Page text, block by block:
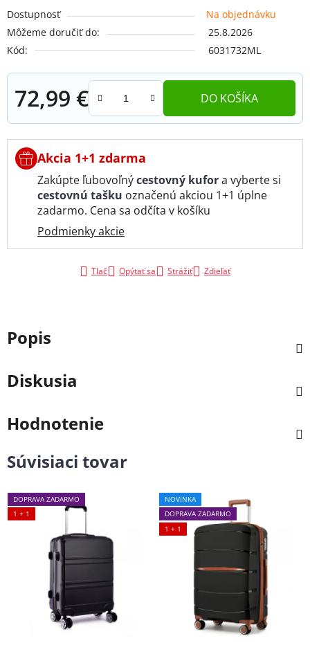
Dostupnosť
Na objednávku
Môžeme doručiť do:
25.8.2026
Kód:
6031732ML
72,99 €
Jednotková cena:
DO KOŠÍKA
Akcia 1+1 zdarma
Zakúpte ľubovoľnýcestovný kufora vyberte si
cestovnú tašku označenú akciou 1+1 úplne
zadarmo. Cena sa odčíta v košíku
Podmienky akcie
Tlač Opýtať sa Strážiť Zdieľať
Popis
Diskusia
Hodnotenie
Súvisiaci tovar
DOPRAVA ZADARMO
1 + 1
NOVINKA
DOPRAVA ZADARMO
1 + 1